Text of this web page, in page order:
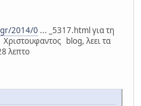
2014/0 ... _5317.html για τη
Χριστουφαντος blog, λεει τα
λεπτο